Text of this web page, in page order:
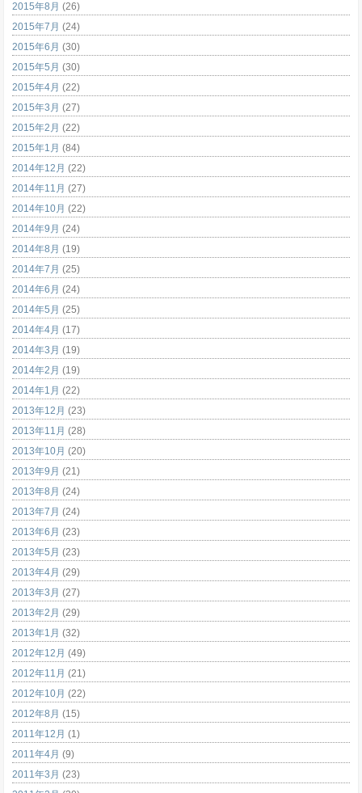
2015年8月 (26)
2015年7月 (24)
2015年6月 (30)
2015年5月 (30)
2015年4月 (22)
2015年3月 (27)
2015年2月 (22)
2015年1月 (84)
2014年12月 (22)
2014年11月 (27)
2014年10月 (22)
2014年9月 (24)
2014年8月 (19)
2014年7月 (25)
2014年6月 (24)
2014年5月 (25)
2014年4月 (17)
2014年3月 (19)
2014年2月 (19)
2014年1月 (22)
2013年12月 (23)
2013年11月 (28)
2013年10月 (20)
2013年9月 (21)
2013年8月 (24)
2013年7月 (24)
2013年6月 (23)
2013年5月 (23)
2013年4月 (29)
2013年3月 (27)
2013年2月 (29)
2013年1月 (32)
2012年12月 (49)
2012年11月 (21)
2012年10月 (22)
2012年8月 (15)
2011年12月 (1)
2011年4月 (9)
2011年3月 (23)